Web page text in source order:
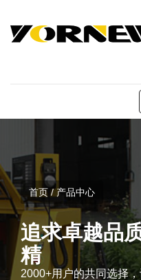
首页 / 产品中心
追求卓越品
精
2000+用户的共同选择